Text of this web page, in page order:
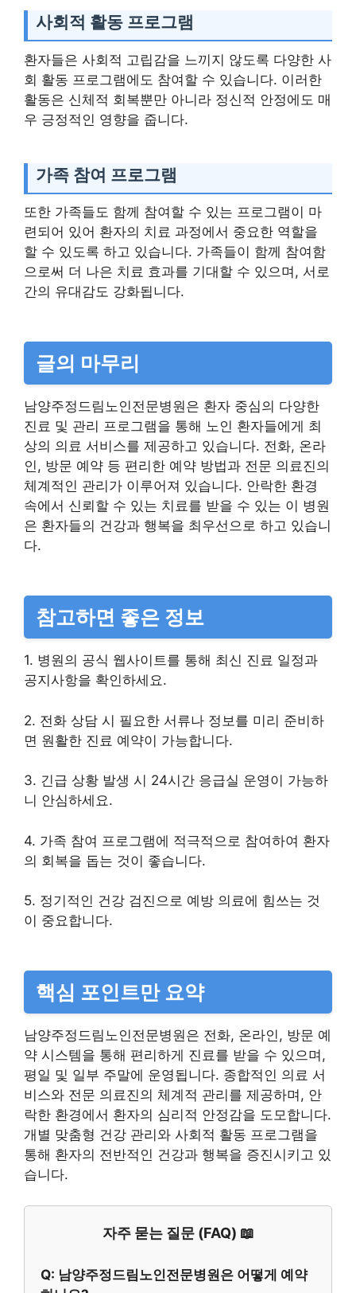
사회적 활동 프로그램
환자들은 사회적 고립감을 느끼지 않도록 다양한 사
회 활동 프로그램에도 참여할 수 있습니다. 이러한
활동은 신체적 회복뿐만 아니라 정신적 안정에도 매
우 긍정적인 영향을 줍니다.
가족 참여 프로그램
또한 가족들도 함께 참여할 수 있는 프로그램이 마
련되어 있어 환자의 치료 과정에서 중요한 역할을
할 수 있도록 하고 있습니다. 가족들이 함께 참여함
으로써 더 나은 치료 효과를 기대할 수 있으며, 서로
간의 유대감도 강화됩니다.
글의 마무리
남양주정드림노인전문병원은 환자 중심의 다양한
진료 및 관리 프로그램을 통해 노인 환자들에게 최
상의 의료 서비스를 제공하고 있습니다. 전화, 온라
인, 방문 예약 등 편리한 예약 방법과 전문 의료진의
체계적인 관리가 이루어져 있습니다. 안락한 환경
속에서 신뢰할 수 있는 치료를 받을 수 있는 이 병원
은 환자들의 건강과 행복을 최우선으로 하고 있습니
다.
참고하면 좋은 정보
1. 병원의 공식 웹사이트를 통해 최신 진료 일정과
공지사항을 확인하세요.
2. 전화 상담 시 필요한 서류나 정보를 미리 준비하
면 원활한 진료 예약이 가능합니다.
3. 긴급 상황 발생 시 24시간 응급실 운영이 가능하
니 안심하세요.
4. 가족 참여 프로그램에 적극적으로 참여하여 환자
의 회복을 돕는 것이 좋습니다.
5. 정기적인 건강 검진으로 예방 의료에 힘쓰는 것
이 중요합니다.
핵심 포인트만 요약
남양주정드림노인전문병원은 전화, 온라인, 방문 예
약 시스템을 통해 편리하게 진료를 받을 수 있으며,
평일 및 일부 주말에 운영됩니다. 종합적인 의료 서
비스와 전문 의료진의 체계적 관리를 제공하며, 안
락한 환경에서 환자의 심리적 안정감을 도모합니다.
개별 맞춤형 건강 관리와 사회적 활동 프로그램을
통해 환자의 전반적인 건강과 행복을 증진시키고 있
습니다.
자주 묻는 질문 (FAQ) 📖
Q: 남양주정드림노인전문병원은 어떻게 예약